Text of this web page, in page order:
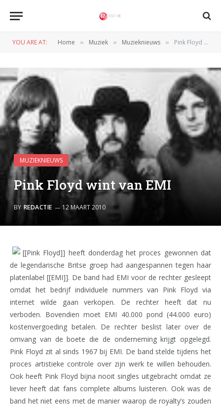
YOU ARE AT: Home » Muziek » Muzieknieuws » Pink Floyd wint van EMI
MUZIEKNIEUWS
Pink Floyd wint van EMI
BY REDACTIE 12 MAART 2010
[[Pink Floyd]] heeft donderdag het proces gewonnen dat
de legendarische Britse groep had aangespannen tegen haar
platenlabel [[EMI]]. De band had EMI voor de rechter gesleept
omdat het bedrijf individuele nummers van Pink Floyd via
internet wilde gaan verkopen. De rechter heeft dat nu
verboden. Bovendien moet EMI 40.000 pond (44.000 euro)
kostenvergoeding betalen. De rechter beslist later over de
omvang van de boete die de onderneming krijgt opgelegd.
Pink Floyd zit al sinds 1967 bij EMI. De band stelde tijdens het
proces artistieke controle over zijn werk te willen behouden.
Ook heeft Pink Floyd bijna nooit singles uitgebracht omdat ze
liever heeft dat fans complete albums luisteren. Ook was de
band het niet eens met de manier waarop de royalty’s zouden